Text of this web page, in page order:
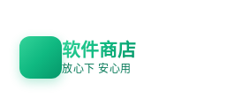
软件商店
放心下 安心用